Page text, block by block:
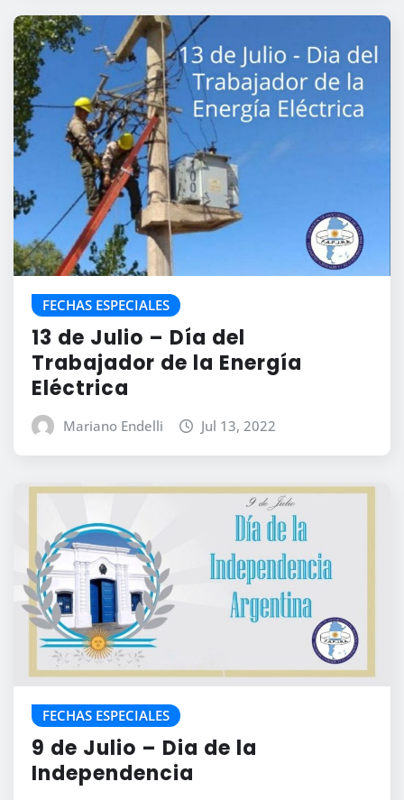
FECHAS ESPECIALES
13 de Julio – Día del
Trabajador de la Energía
Eléctrica
Mariano Endelli Jul 13, 2022
FECHAS ESPECIALES
9 de Julio – Dia de la
Independencia